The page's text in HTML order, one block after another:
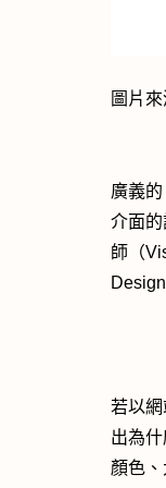
圖片
廣義
介面
師（
若以
出為
顏色